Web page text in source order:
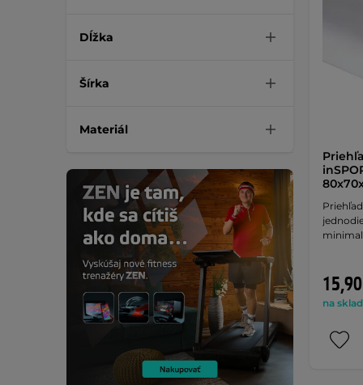
Dĺžka
Šírka
Materiál
na